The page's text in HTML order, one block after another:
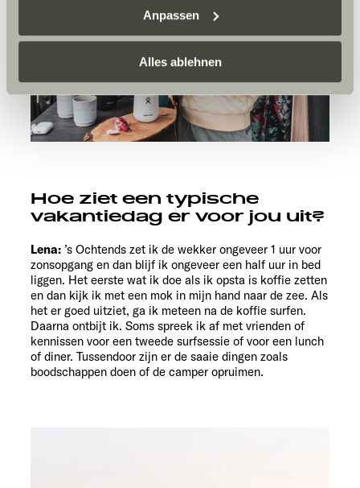
einzelne Cookies/Dienste in den Einstellungen aus,
erteilen Sie uns Ihre Einwilligung zur Verarbeitung Ihrer
Daten zu den genannten Zwecken. Die Einwilligung ist
freiwillig, für den Besuch der Website nicht erforderlich
und kann jederzeit über die Einstellungen widerrufen
werden. Klicken Sie auf Ablehnen, werden nur die
notwendigen Cookies auf der Webseite gesetzt, die für
Anpassen
Alles ablehnen
Hoe ziet een typische
vakantiedag er voor jou uit?
Lena: ’s Ochtends zet ik de wekker ongeveer 1 uur voor
zonsopgang en dan blijf ik ongeveer een half uur in bed
liggen. Het eerste wat ik doe als ik opsta is koffie zetten
en dan kijk ik met een mok in mijn hand naar de zee. Als
het er goed uitziet, ga ik meteen na de koffie surfen.
Daarna ontbijt ik. Soms spreek ik af met vrienden of
kennissen voor een tweede surfsessie of voor een lunch
of diner. Tussendoor zijn er de saaie dingen zoals
boodschappen doen of de camper opruimen.